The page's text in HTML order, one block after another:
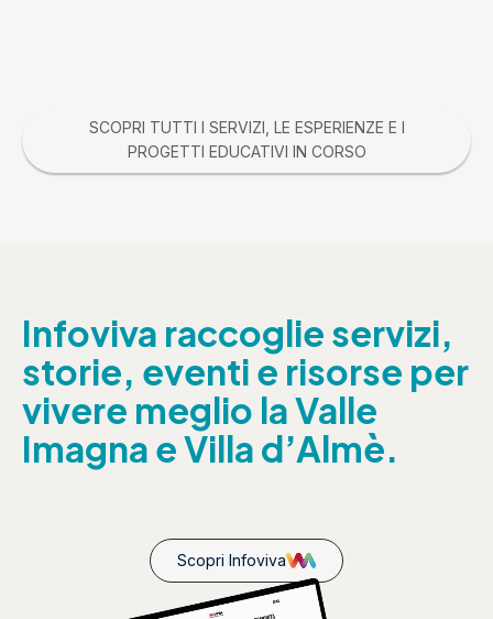
SCOPRI TUTTI I SERVIZI, LE ESPERIENZE E I
PROGETTI EDUCATIVI IN CORSO
Infoviva raccoglie servizi,
storie, eventi e risorse per
vivere meglio la Valle
Imagna e Villa d’Almè.
Scopri Infoviva